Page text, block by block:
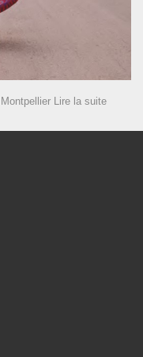
Lire la suite